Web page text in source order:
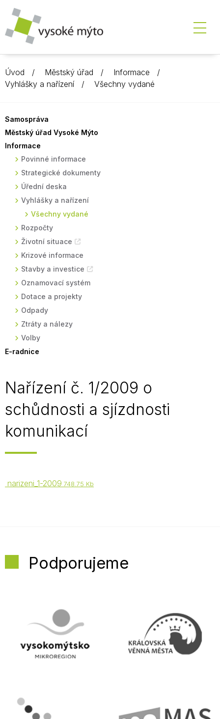
Úvod Městský úřad
Informace
Vyhlášky a nařízení
Všechny vydané
Samospráva
Městský úřad Vysoké Mýto
Informace
Povinné informace
Strategické dokumenty
Úřední deska
Vyhlášky a nařízení
Všechny vydané
Rozpočty
Životní situace
Krizové informace
Stavby a investice
Oznamovací systém
Dotace a projekty
Odpady
Ztráty a nálezy
Volby
E-radnice
Nařízení č. 1/2009 o
schůdnosti a sjízdnosti
komunikací
narizeni_1-2009 748.75 Kb
Podporujeme